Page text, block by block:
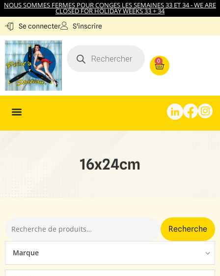
NOUS SOMMES FERMES POUR CONGES LES SEMAINES 33 ET 34 - WE ARE
CLOSED FOR HOLIDAY WEEKS 33 + 34
Se connecter S'inscrire
0
16x24cm
Recherche
Marque